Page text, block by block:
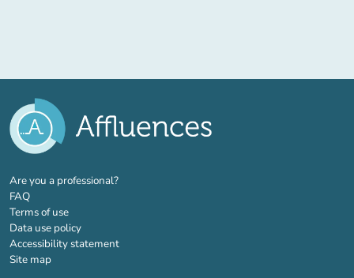
Are you a professional?(new tab)
FAQ
Terms of use
Data use policy
Accessibility statement
Site map